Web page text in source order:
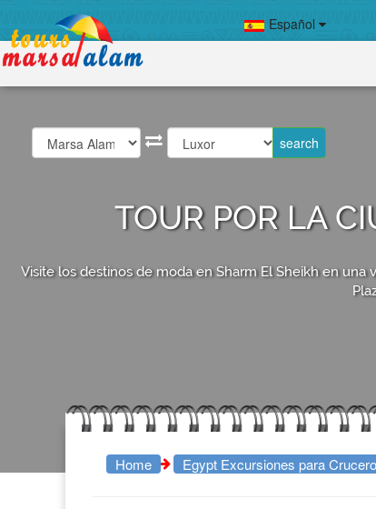
Español
TOUR POR LA
Visite los destinos de moda en Sharm El Sheikh en una
Home Egypt Excursiones para